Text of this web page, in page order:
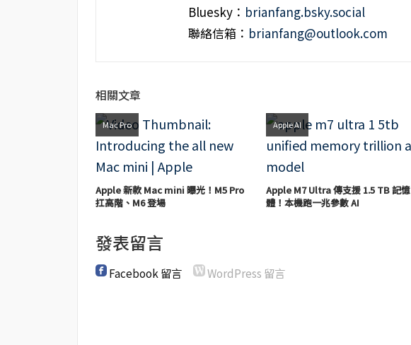
Bluesky： brianfang.bsky.social
聯絡信箱： brianfang@outlook.com
相關文章
Mac Pro
Apple 新款 Mac mini 曝光！M5 Pro
扛高階、M6 登場
Apple AI
Apple M7 Ultra 傳支援 1.5 TB 記憶
體！本機跑一兆參數 AI
發表留言
Facebook 留言 WordPress 留言